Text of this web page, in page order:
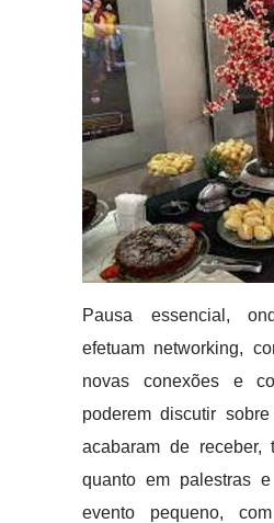
Pausa essencial,
efetuam networking,
novas conexões e
poderem discutir
acabaram de receber,
quanto em palestras
evento pequeno,